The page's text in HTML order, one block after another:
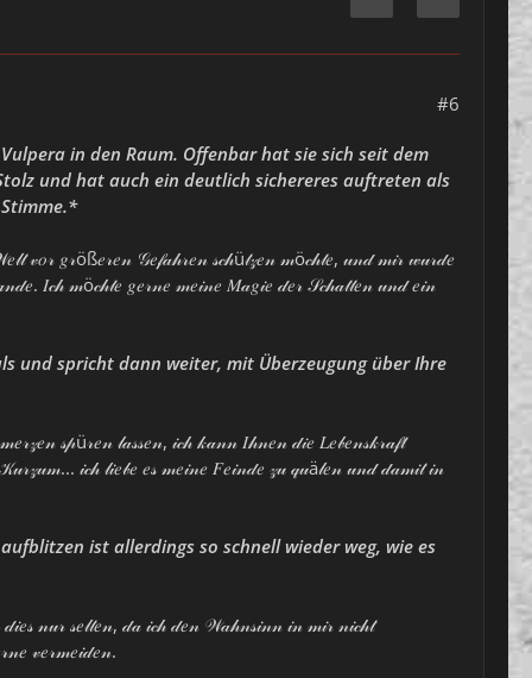
#6
in den Raum. Offenbar hat sie sich seit dem
und hat auch ein deutlich sichereres auftreten als
𝓋𝑜𝓇 𝑔𝓇öß𝑒𝓇𝑒𝓃 𝒢𝑒𝒻𝒶𝒽𝓇𝑒𝓃 𝓈𝒸𝒽ü𝓉𝓏𝑒𝓃 𝓂ö𝒸𝒽𝓉𝑒, 𝓊𝓃𝒹 𝓂𝒾𝓇 𝓌𝓊𝓇𝒹𝑒
𝐼𝒸𝒽 𝓂ö𝒸𝒽𝓉𝑒 𝑔𝑒𝓇𝓃𝑒 𝓂𝑒𝒾𝓃𝑒 𝑀𝒶𝑔𝒾𝑒 𝒹𝑒𝓇 𝒮𝒸𝒽𝒶𝓉𝓉𝑒𝓃 𝓊𝓃𝒹 𝑒𝒾𝓃
und spricht dann weiter, mit Überzeugung über Ihre
𝓈𝓅ü𝓇𝑒𝓃 𝓁𝒶𝓈𝓈𝑒𝓃, 𝒾𝒸𝒽 𝓀𝒶𝓃𝓃 𝐼𝒽𝓃𝑒𝓃 𝒹𝒾𝑒 𝐿𝑒𝒷𝑒𝓃𝓈𝓀𝓇𝒶𝒻𝓉
𝒦𝓊𝓇𝓏𝓊𝓂... 𝒾𝒸𝒽 𝓁𝒾𝑒𝒷𝑒 𝑒𝓈 𝓂𝑒𝒾𝓃𝑒 𝐹𝑒𝒾𝓃𝒹𝑒 𝓏𝓊 𝓆𝓊ä𝓁𝑒𝓃 𝓊𝓃𝒹 𝒹𝒶𝓂𝒾𝓉 𝒾𝓃
ist allerdings so schnell wieder weg, wie es
𝓃𝓊𝓇 𝓈𝑒𝓁𝓉𝑒𝓃, 𝒹𝒶 𝒾𝒸𝒽 𝒹𝑒𝓃 𝒲𝒶𝒽𝓃𝓈𝒾𝓃𝓃 𝒾𝓃 𝓂𝒾𝓇 𝓃𝒾𝒸𝒽𝓉
𝓋𝑒𝓇𝓂𝑒𝒾𝒹𝑒𝓃.